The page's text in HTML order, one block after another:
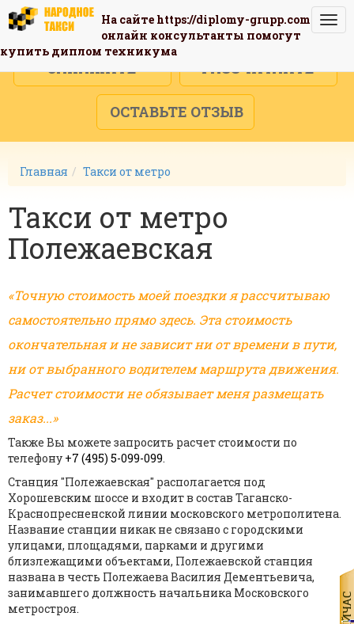
На сайтеhttps://diplomy-grupp.com
онлайн консультанты помогут
купить диплом техникума
ЗАКАЖИТЕ РАССЧИТАЙТЕ
ОСТАВЬТЕ ОТЗЫВ
Главная Такси от метро
Такси от метро
Полежаевская
«Точную стоимость моей поездки я рассчитываю
самостоятельно прямо здесь. Эта стоимость
окончательная и не зависит ни от времени в пути,
ни от выбранного водителем маршрута движения.
Расчет стоимости не обязывает меня размещать
заказ...»
Также Вы можете запросить расчет стоимости по
телефону +7 (495) 5-099-099.
Станция "Полежаевская" располагается под
Хорошевским шоссе и входит в состав Таганско-
Краснопресненской линии московского метрополитена.
Название станции никак не связано с городскими
улицами, площадями, парками и другими
близлежащими объектами, Полежаевской станция
названа в честь Полежаева Василия Дементьевича,
занимавшего должность начальника Московского
метростроя.